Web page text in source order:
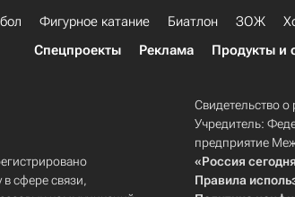
Фигурное катание Биатлон ЗОЖ
Спецпроекты
Реклама Продукты и
сфере связи,
Свидетельство
Учредитель:
предприятие
«Россия
Правила